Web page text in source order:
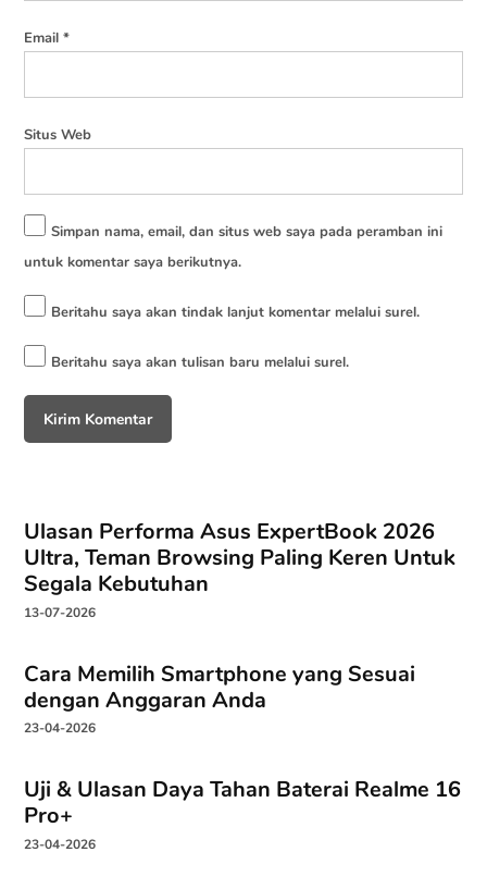
Email*
Situs Web
Simpan nama, email, dan situs web saya pada peramban ini
untuk komentar saya berikutnya.
Beritahu saya akan tindak lanjut komentar melalui surel.
Beritahu saya akan tulisan baru melalui surel.
Ulasan Performa Asus ExpertBook 2026
Ultra, Teman Browsing Paling Keren Untuk
Segala Kebutuhan
13-07-2026
Cara Memilih Smartphone yang Sesuai
dengan Anggaran Anda
23-04-2026
Uji & Ulasan Daya Tahan Baterai Realme 16
Pro+
23-04-2026